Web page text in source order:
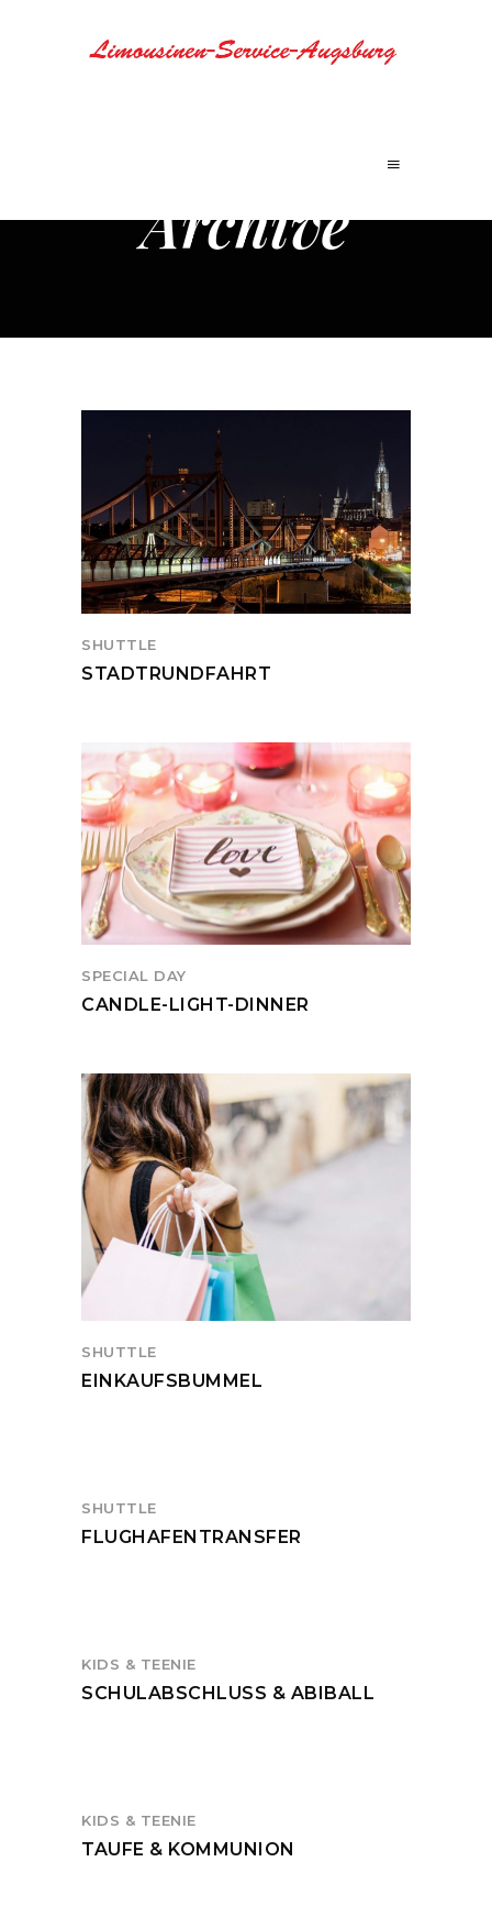
Archive
SHUTTLE
STADTRUNDFAHRT
SPECIAL DAY
CANDLE-LIGHT-DINNER
SHUTTLE
EINKAUFSBUMMEL
SHUTTLE
FLUGHAFENTRANSFER
KIDS & TEENIE
SCHULABSCHLUSS & ABIBALL
KIDS & TEENIE
TAUFE & KOMMUNION